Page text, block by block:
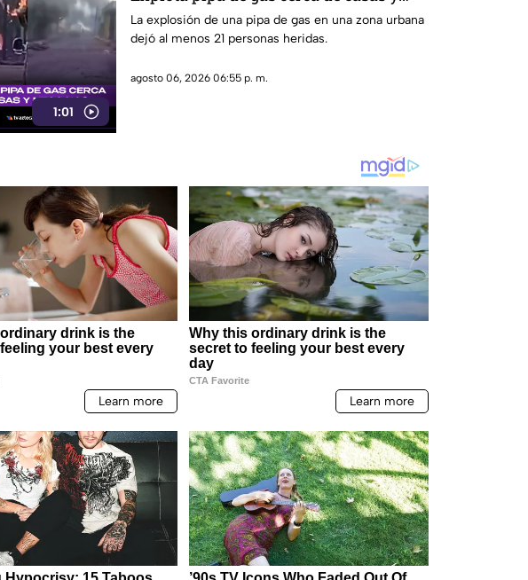
1:01
negocios
La explosión de una pipa de gas en una zona urbana
dejó al menos 21 personas heridas.
agosto 06, 2026 06:55 p. m.